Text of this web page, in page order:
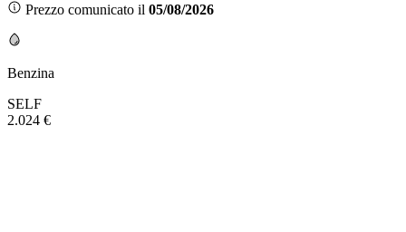
Prezzo comunicato il 05/08/2026
Benzina
SELF
2.024 €